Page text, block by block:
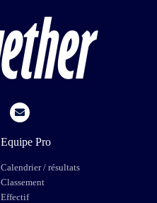
Equipe Pro
Calendrier / résultats
Classement
Effectif